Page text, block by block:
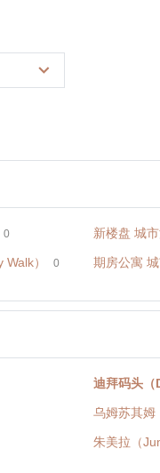
0 新楼盘 城市
） 0 期房公寓 城
迪拜码头（
乌姆苏其姆
朱美拉（